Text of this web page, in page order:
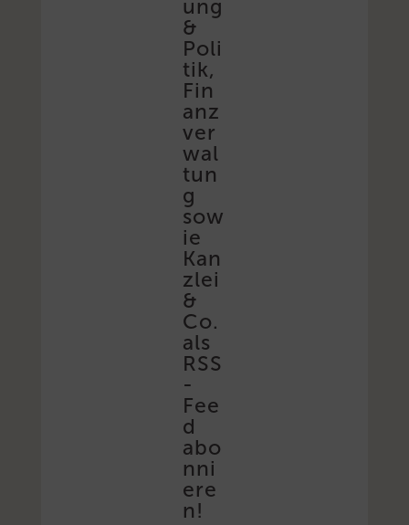
ung
&
Poli
tik,
Fin
anz
ver
wal
tun
g
sow
ie
Kan
zlei
&
Co.
als
RSS
-
Fee
d
abo
nni
ere
n!